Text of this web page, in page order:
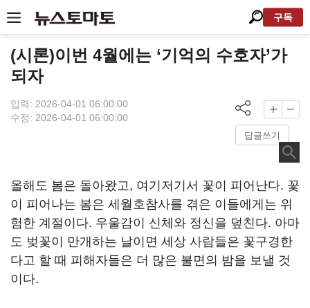
구독
(시론)이번 4월에는 ‘기억의 수호자’가
되자
입력: 2026-04-01 06:00:00
수정: 2026-04-01 06:00:00
답글쓰기
올해도 봄은 돌아왔고, 여기저기서 꽃이 피어난다. 꽃
이 피어나는 봄은 세월호참사를 겪은 이들에게는 위
험한 계절이다. 우울감이 신체와 정신을 덮친다. 아마
도 벚꽃이 만개하는 날이면 세상 사람들은 꽃구경한
다고 할 때 피해자들은 더 많은 불면의 밤을 보낼 것
이다.